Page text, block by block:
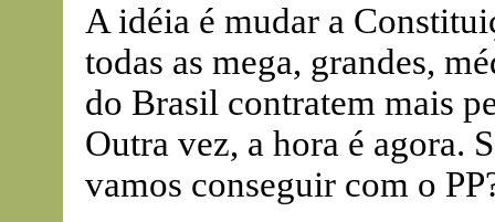
A idéia é mudar a
todas as mega, grandes,
do Brasil contratem mais
Outra vez, a hora é agora.
vamos conseguir com o